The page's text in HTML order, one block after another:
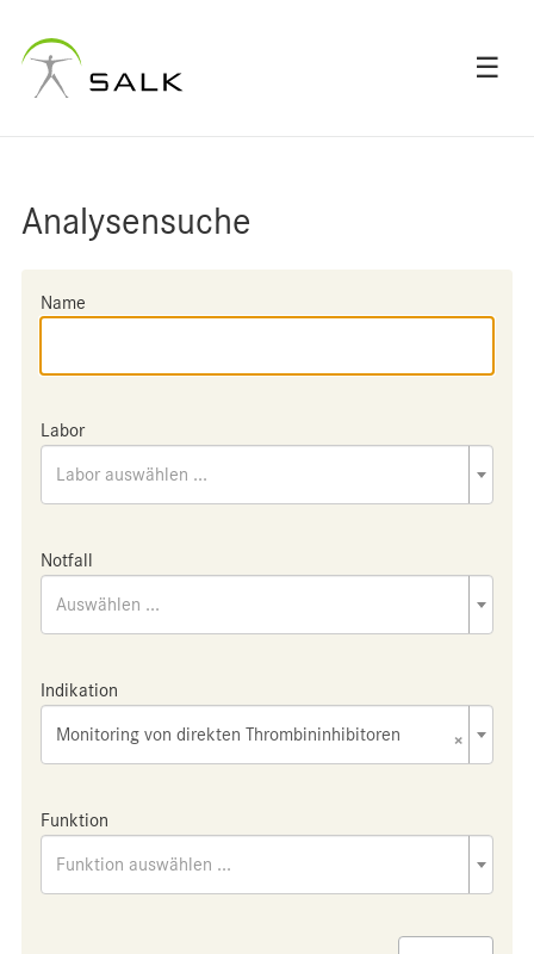
☰
Analysensuche
Name
Labor
Labor auswählen ...
Notfall
Auswählen ...
Indikation
×
Monitoring von direkten Thrombininhibitoren
Funktion
Funktion auswählen ...